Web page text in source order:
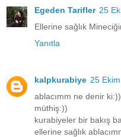
Egeden Tarifler 25
Ellerine sağlık
Yanıtla
kalpkurabiye 25
ablacımm ne denir ki:))
müthiş:))
kurabiyeler bir bakış
ellerine sağlık